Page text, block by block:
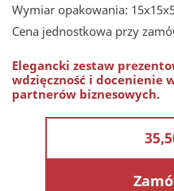
Wymiar opakowania:
Cena jednostkowa przy
Elegancki zestaw
wdzięczność i docenienie
partnerów biznesowych.